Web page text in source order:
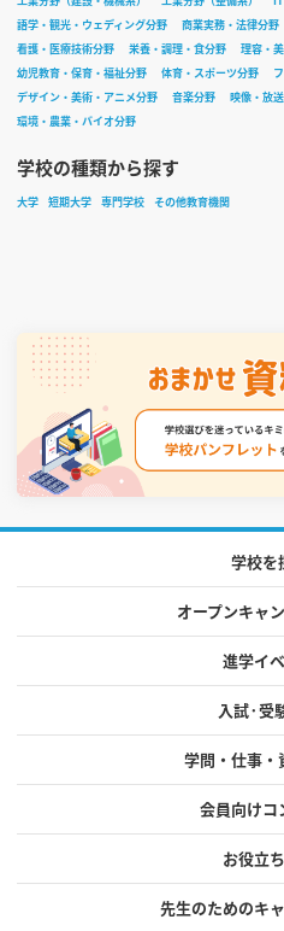
語学・観光・ウェディング分野
商業実務・法律分野
看護・医療技術分野
栄養・調理・食分野
理容・
幼児教育・保育・福祉分野
体育・スポーツ分野
デザイン・美術・アニメ分野
音楽分野 映像・放
環境・農業・バイオ分野
学校の種類から探す
大学 短期大学 専門学校 その他教育機関
学校を
オープンキャ
進学イ
入試·受
学問・仕事・
会員向けコ
お役立
先生のためのキ